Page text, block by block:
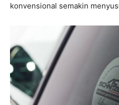
konvensional semakin